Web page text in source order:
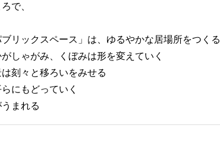
で、
リックスペース」は、ゆるやかな居場所をつくる
しゃがみ、くぼみは形を変えていく
刻々と移ろいをみせる
にもどっていく
まれる